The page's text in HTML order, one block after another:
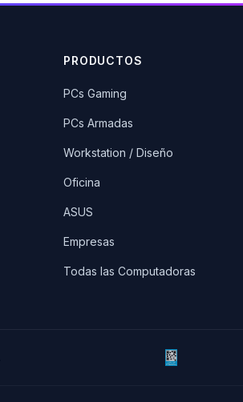
PRODUCTOS
PCs Gaming
PCs Armadas
Workstation / Diseño
Oficina
ASUS
Empresas
Todas las Computadoras